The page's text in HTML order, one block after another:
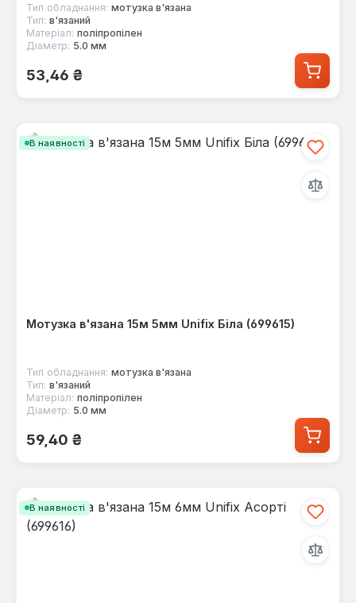
Тип обладнання: мотузка в'язана
Тип: в'язаний
Матеріал: поліпропілен
Діаметр: 5.0 мм
Звичайна ціна:
53,46 ₴
В наявності
Мотузка в'язана 15м 5мм Unifix Біла (699615)
Тип обладнання: мотузка в'язана
Тип: в'язаний
Матеріал: поліпропілен
Діаметр: 5.0 мм
Звичайна ціна:
59,40 ₴
В наявності